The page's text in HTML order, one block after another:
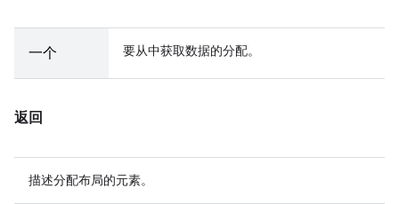
一个 要从中获取数据的分配。
返回
描述分配布局的元素。